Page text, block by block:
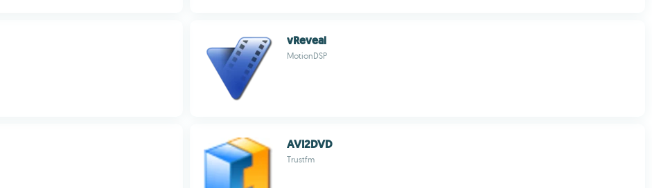
vReveal
MotionDSP
AVI2DVD
Trustfm